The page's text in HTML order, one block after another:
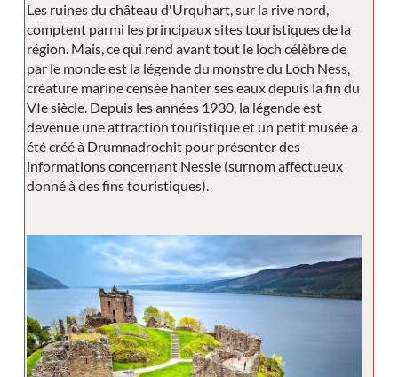
Les ruines du château d'Urquhart, sur la rive nord,
comptent parmi les principaux sites touristiques de la
région. Mais, ce qui rend avant tout le loch célèbre de
par le monde est la légende du monstre du Loch Ness,
créature marine censée hanter ses eaux depuis la fin du
VIe siècle. Depuis les années 1930, la légende est
devenue une attraction touristique et un petit musée a
été créé à Drumnadrochit pour présenter des
informations concernant Nessie (surnom affectueux
donné à des fins touristiques).